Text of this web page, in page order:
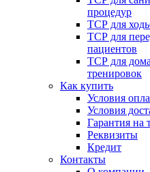
процедур
ТСР для
ТСР для
пациентов
ТСР для
тренировок
Как купить
Условия
Условия
Гарантия на
Реквизиты
Кредит
Контакты